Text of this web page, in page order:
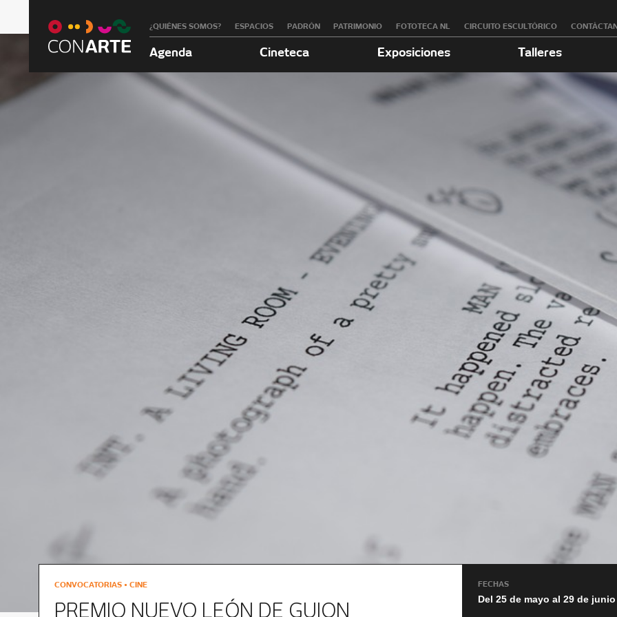
¿QUIÉNES SOMOS? ESPACIOS PADRÓN PATRIMONIO FOTOTECA NL CIRCUITO ESCULTÓRICO
Agenda Cineteca Exposiciones Talleres
CONVOCATORIAS • CINE
PREMIO NUEVO LEÓN DE GUION
FECHAS
Del 25 de mayo al 29 de